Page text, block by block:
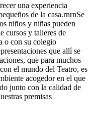
una experiencia
de la casa.rnrnSe
niños y niñas pueden
cursos y talleres de
o con su colegio
que allí se
que para muchos
el mundo del Teatro, es
acogedor en el que
junto con la calidad de
premisas